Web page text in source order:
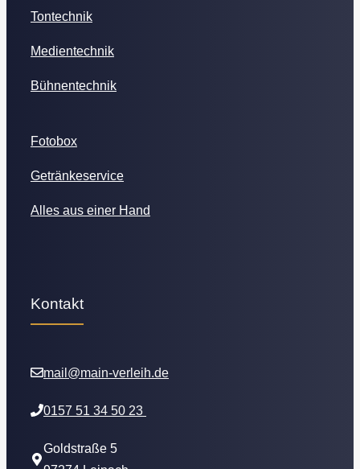
Tontechnik
Medientechnik
Bühnentechnik
Fotobox
Getränkeservice
Alles aus einer Hand
Kontakt
mail@main-verleih.de
0157 51 34 50 23
Goldstraße 5